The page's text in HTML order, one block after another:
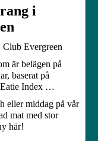
i
Evergreen
är belägen på
baserat på
Eatie Index …
eller middag på vår
mat med stor
här!